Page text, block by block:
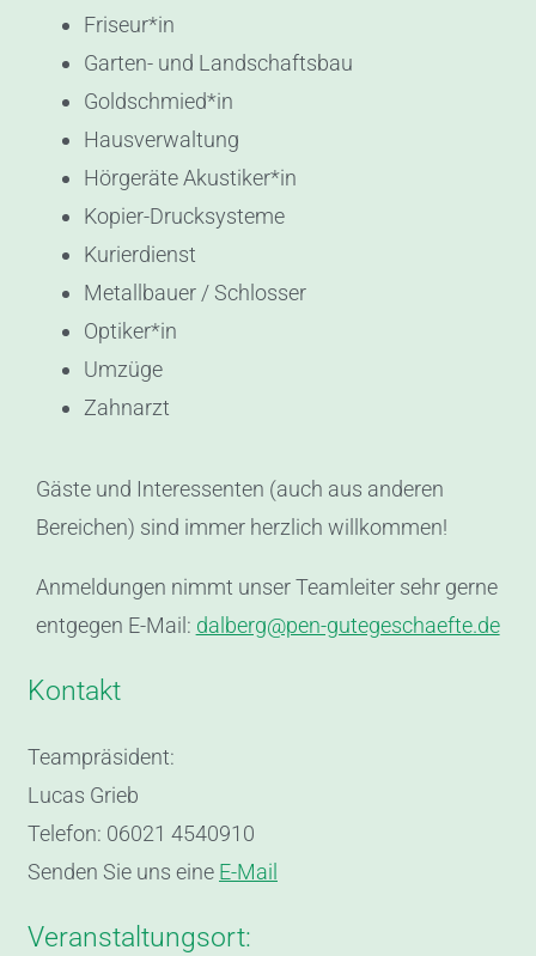
Friseur*in
Garten- und Landschaftsbau
Goldschmied*in
Hausverwaltung
Hörgeräte Akustiker*in
Kopier-Drucksysteme
Kurierdienst
Metallbauer / Schlosser
Optiker*in
Umzüge
Zahnarzt
Gäste und Interessenten (auch aus anderen
Bereichen) sind immer herzlich willkommen!
Anmeldungen nimmt unser Teamleiter sehr gerne
entgegen E-Mail: dalberg@pen-gutegeschaefte.de
Kontakt
Teampräsident:
Lucas Grieb
Telefon: 06021 4540910
Senden Sie uns eine E-Mail
Veranstaltungsort: